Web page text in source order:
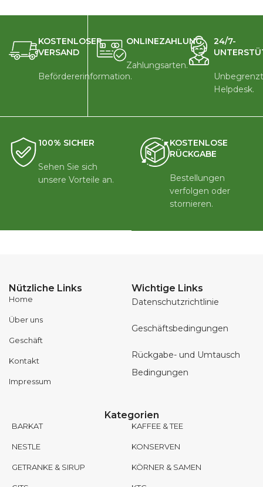
KOSTENLOSER
VERSAND
Befördererinformation.
ONLINEZAHLUNG
Zahlungsarten.
24/7-
Helpdesk.
100% SICHER
Sehen Sie sich
unsere Vorteile an.
KOSTENLOSE
RÜCKGABE
Bestellungen
verfolgen oder
stornieren.
Nützliche Links
Home
Über uns
Geschäft
Kontakt
Impressum
Wichtige Links
Datenschutzrichtlinie
Geschäftsbedingungen
Rückgabe- und Umtausch
Bedingungen
Kategorien
BARKAT
NESTLE
GETRANKE & SIRUP
KAFFEE & TEE
KONSERVEN
KÖRNER & SAMEN